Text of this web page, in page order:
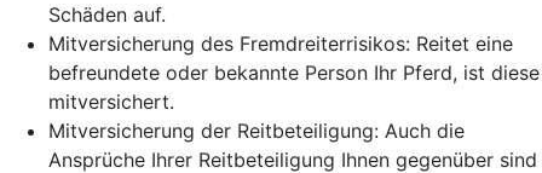
Schäden auf.
Mitversicherung des Fremdreiterrisikos: Reitet eine
befreundete oder bekannte Person Ihr Pferd, ist diese
mitversichert.
Mitversicherung der Reitbeteiligung: Auch die
Ansprüche Ihrer Reitbeteiligung Ihnen gegenüber sind